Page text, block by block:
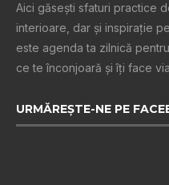
Aici găsești sfaturi practice
interioare, dar și inspiraţie
este agenda ta zilnică
ce te înconjoară şi îţi face
URMĂREȘTE-NE PE